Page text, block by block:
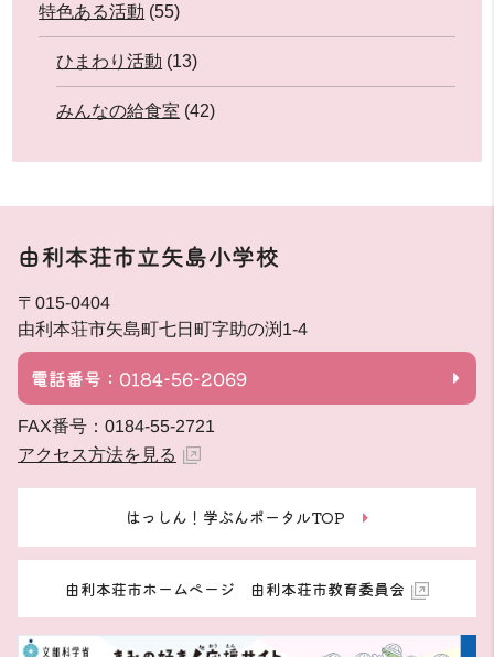
特色ある活動 (55)
ひまわり活動 (13)
みんなの給食室 (42)
由利本荘市立矢島小学校
〒015-0404
由利本荘市矢島町七日町字助の渕1-4
電話番号：0184-56-2069
FAX番号：0184-55-2721
アクセス方法を見る
はっしん！学ぶんポータルTOP
由利本荘市ホームページ 由利本荘市教育委員会